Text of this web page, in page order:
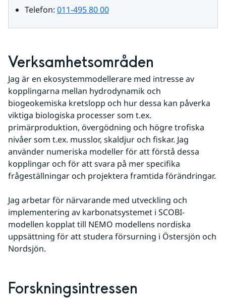
Telefon: 011-495 80 00
Verksamhetsområden
Jag är en ekosystemmodellerare med intresse av
kopplingarna mellan hydrodynamik och
biogeokemiska kretslopp och hur dessa kan påverka
viktiga biologiska processer som t.ex.
primärproduktion, övergödning och högre trofiska
nivåer som t.ex. musslor, skaldjur och fiskar. Jag
använder numeriska modeller för att förstå dessa
kopplingar och för att svara på mer specifika
frågeställningar och projektera framtida förändringar.
Jag arbetar för närvarande med utveckling och
implementering av karbonatsystemet i SCOBI-
modellen kopplat till NEMO modellens nordiska
uppsättning för att studera försurning i Östersjön och
Nordsjön.
Forskningsintressen